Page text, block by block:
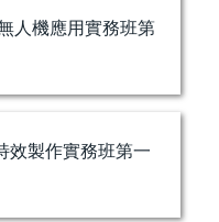
人機應用實務班第
效製作實務班第一